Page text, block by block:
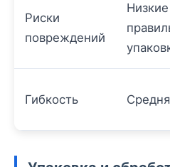
Риски
повреждений
Гибкость